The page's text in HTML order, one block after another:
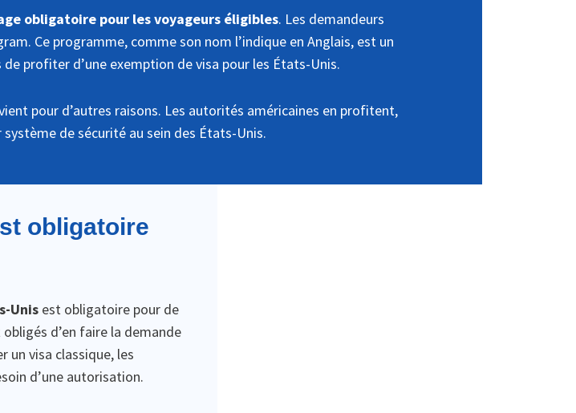
obligatoire pour les voyageurs éligibles. Les demandeurs
Ce programme, comme son nom l’indique en Anglais, est un
profiter d’une exemption de visa pour les États-Unis.
pour d’autres raisons. Les autorités américaines en profitent,
de sécurité au sein des États-Unis.
obligatoire
Unis est obligatoire pour de
d’en faire la demande
un visa classique, les
d’une autorisation.